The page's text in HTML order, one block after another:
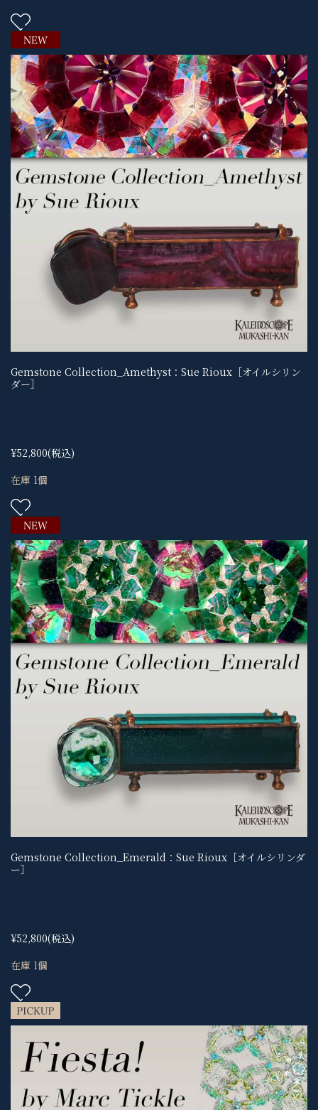
Gemstone Collection_Amethyst：Sue Rioux［オイルシリン
ダー］
¥52,800(税込)
在庫 1個
Gemstone Collection_Emerald：Sue Rioux［オイルシリンダ
ー］
¥52,800(税込)
在庫 1個